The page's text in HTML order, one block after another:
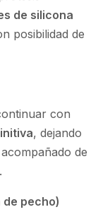
de silicona
posibilidad de
con
, dejando
de
pecho)